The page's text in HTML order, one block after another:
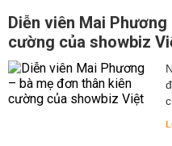
Diễn viên Mai
cường của showbiz